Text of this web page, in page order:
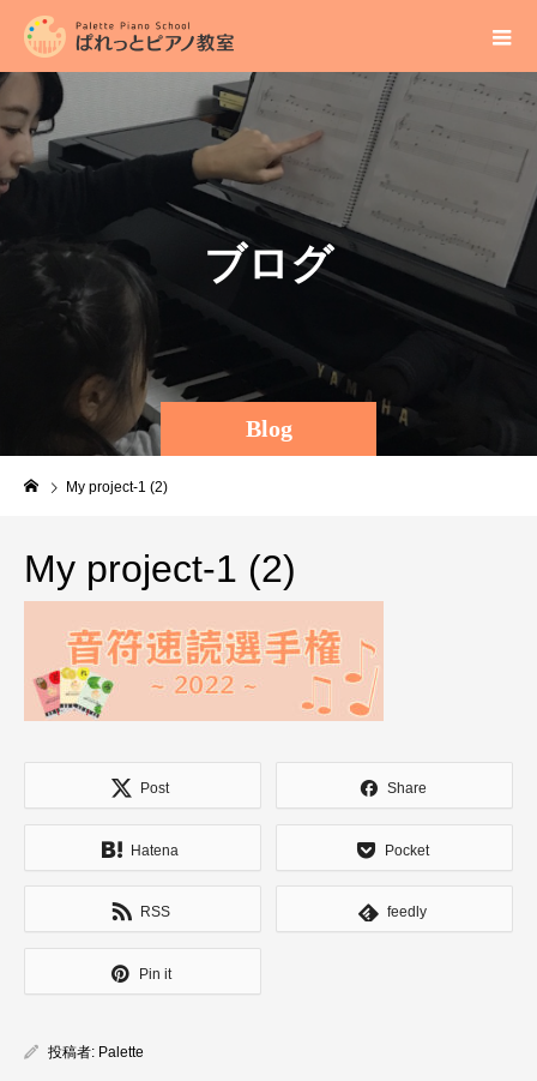
Blog
ブログ
My project-1 (2)
My project-1 (2)
Post Share
Hatena Pocket
RSS feedly
Pin it
投稿者: Palette